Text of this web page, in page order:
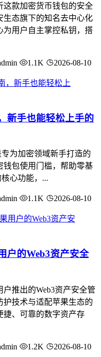
这款加密货币钱包的安全
生态旗下的知名去中心化
为用户自主掌控私钥，搭
1.1K 2026-08-10
新手也能轻松上手的
专为加密领域新手打造的
钱包使用门槛，帮助零基
心功能，...
1.1K 2026-08-10
户的Web3资产安全
推出的Web3资产安全管
技术与适配苹果生态的
捷、可靠的数字资产存
1.2K 2026-08-10